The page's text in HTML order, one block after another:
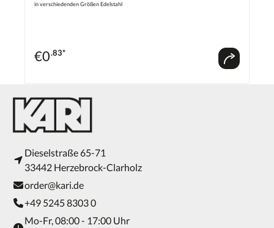
in verschiedenden Größen Edelstahl
€0.83*
Dieselstraße 65-71
33442 Herzebrock-Clarholz
order@kari.de
+49 5245 8303 0
Mo-Fr, 08:00 - 17:00 Uhr